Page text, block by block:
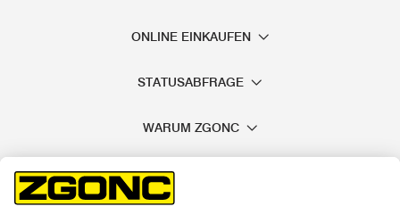
ONLINE EINKAUFEN
STATUSABFRAGE
WARUM ZGONC